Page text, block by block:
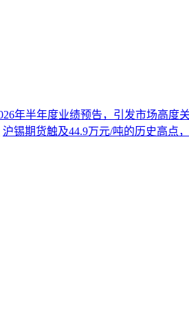
年半年度业绩预告，引发市场高度
沪锡期货触及44.9万元/吨的历史高点